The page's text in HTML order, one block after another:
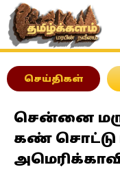
செய்திகள்
சென்னை
கண் சொட்டு